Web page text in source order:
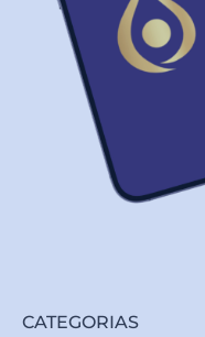
CATEGORIAS